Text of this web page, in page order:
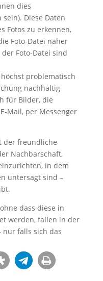
dies
Diese Daten
Fotos zu erkennen,
Foto-Datei näher
Foto-Datei sind
problematisch
nachhaltig
für Bilder, die
Mail, per Messenger
der freundliche
Nachbarschaft,
in dem
untersagt sind –
dass diese in
werden, fallen in der
nur falls sich das